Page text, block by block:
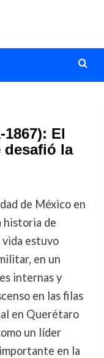
El
desafió la
de México en
historia de
estuvo
en un
internas y
en las filas
en Querétaro
un líder
en la